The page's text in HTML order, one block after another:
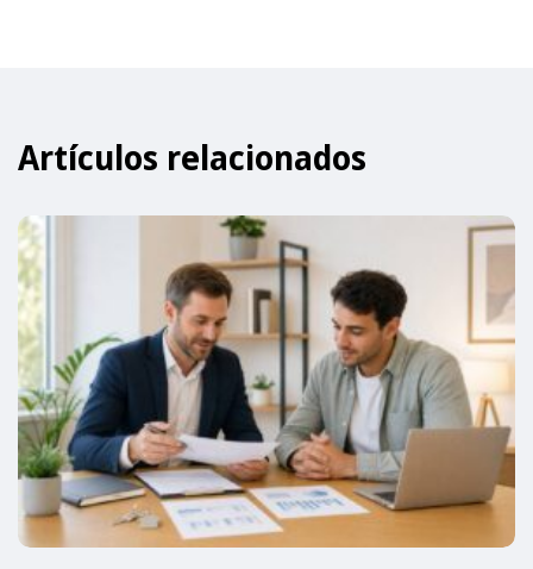
Artículos relacionados